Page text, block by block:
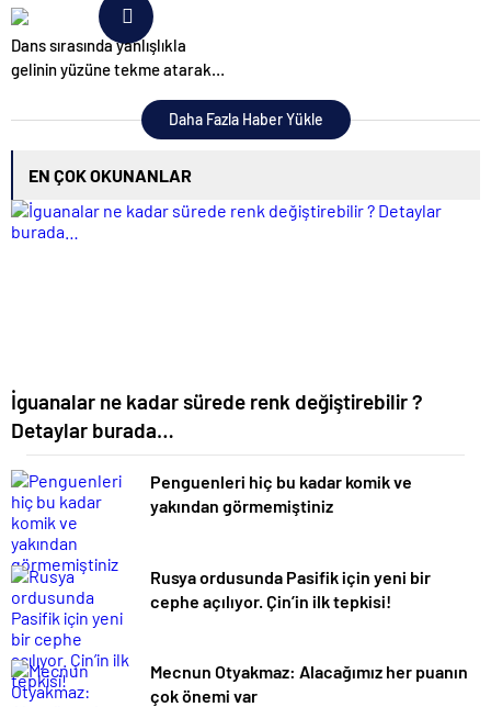
Dans sırasında yanlışlıkla
gelinin yüzüne tekme atarak
Daha Fazla Haber Yükle
EN ÇOK OKUNANLAR
İguanalar ne kadar sürede renk değiştirebilir ?
Detaylar burada…
Penguenleri hiç bu kadar komik ve
yakından görmemiştiniz
Rusya ordusunda Pasifik için yeni bir
cephe açılıyor. Çin’in ilk tepkisi!
Mecnun Otyakmaz: Alacağımız her puanın
çok önemi var